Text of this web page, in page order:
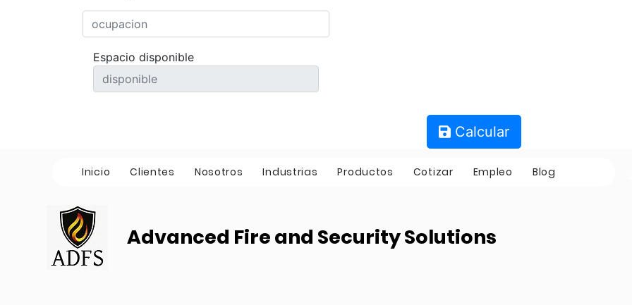
Espacio disponible
Calcular
Inicio Clientes Nosotros Industrias Productos Cotizar Empleo Blog
Advanced Fire and Security Solutions